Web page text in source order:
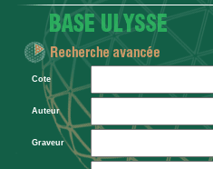
Cote
Auteur
Graveur